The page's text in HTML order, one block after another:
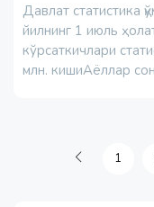
Давлат статистика
йилнинг 1 июль
кўрсаткичлари
млн. кишиАёллар
1